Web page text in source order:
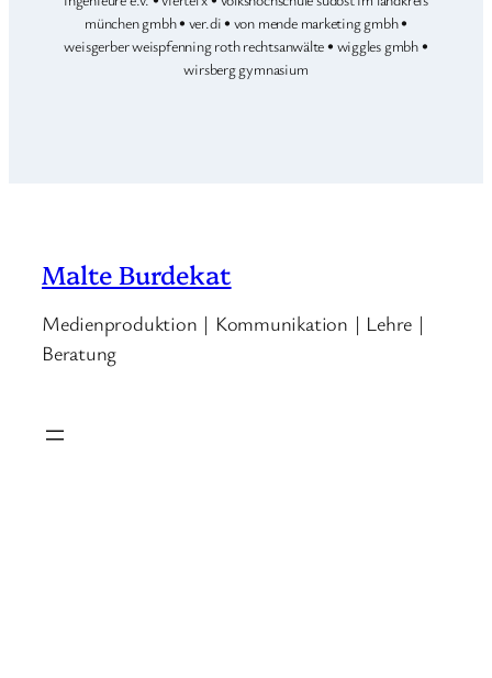
münchen gmbh • ver.di • von mende marketing gmbh •
weisgerber weispfenning roth rechtsanwälte • wiggles gmbh •
wirsberg gymnasium
Malte Burdekat
Medienproduktion | Kommunikation | Lehre |
Beratung